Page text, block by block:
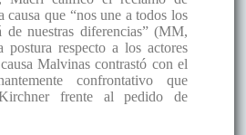
causa que “nos une a todos los
de nuestras diferencias” (MM,
postura respecto a los actores
Malvinas contrastó con el
confrontativo que
frente al pedido de